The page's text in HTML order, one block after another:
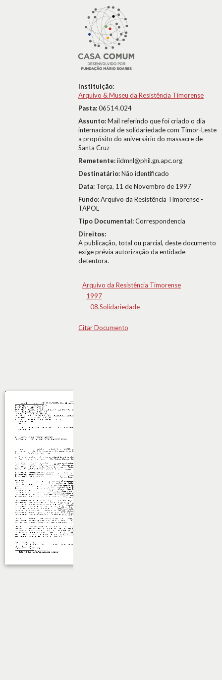
Instituição:
Arquivo & Museu da Resistência Timorense
Pasta:06514.024
Assunto:Mail referindo que foi criado o dia
internacional de solidariedade com Timor-Leste
a propósito do aniversário do massacre de
Santa Cruz
Remetente:iidmnl@phil.gn.apc.org
Destinatário:Não identificado
Data: Terça, 11 de Novembro de 1997
Fundo:Arquivo da Resistência Timorense -
TAPOL
Tipo Documental:Correspondencia
Direitos:
A publicação, total ou parcial, deste documento
exige prévia autorização da entidade
detentora.
Arquivo da Resistência Timorense
1997
08.Solidariedade
Citar Documento